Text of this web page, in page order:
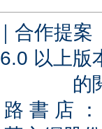
｜ 合作提案
以上
的
書 店